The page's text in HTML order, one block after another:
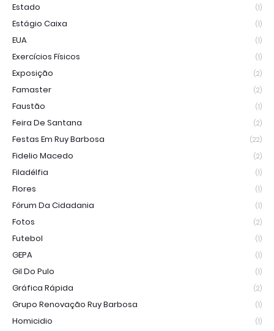
Estado (1)
Estágio Caixa (1)
EUA (1)
Exercícios Físicos (1)
Exposição (2)
Famaster (2)
Faustão (1)
Feira De Santana (2)
Festas Em Ruy Barbosa (22)
Fidelio Macedo (2)
Filadélfia (1)
Flores (1)
Fórum Da Cidadania (1)
Fotos (2)
Futebol (1)
GEPA (1)
Gil Do Pulo (1)
Gráfica Rápida (2)
Grupo Renovação Ruy Barbosa (1)
Homicidio (1)